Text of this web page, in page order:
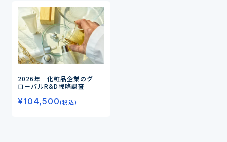
2026年 化粧品企業のグ
ローバルR&D戦略調査
¥104,500(税込)